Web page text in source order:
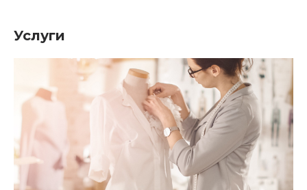
Услуги